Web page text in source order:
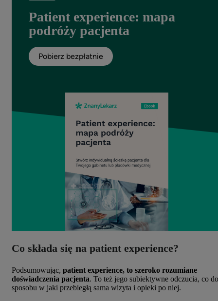
Patient experience: mapa
podróży pacjenta
Pobierz bezpłatnie
Co składa się na patient experience?
Podsumowując, patient experience, to szeroko rozumiane
doświadczenia pacjenta. To też jego subiektywne odczucia, co do
sposobu w jaki przebiegłą sama wizyta i opieki po niej.